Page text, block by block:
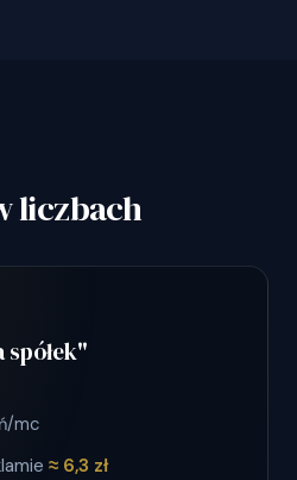
liczbach
spółek"
mc
≈ 6,3 zł